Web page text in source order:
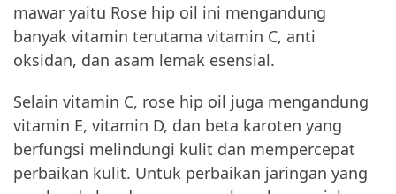
mawar yaitu Rose hip oil ini mengandung
banyak vitamin terutama vitamin C, anti
oksidan, dan asam lemak esensial.
Selain vitamin C, rose hip oil juga mengandung
vitamin E, vitamin D, dan beta karoten yang
berfungsi melindungi kulit dan mempercepat
perbaikan kulit. Untuk perbaikan jaringan yang